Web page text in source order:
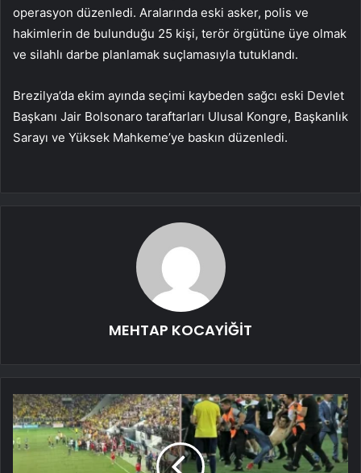
operasyon düzenledi. Aralarında eski asker, polis ve
hakimlerin de bulunduğu 25 kişi, terör örgütüne üye olmak
ve silahlı darbe planlamak suçlamasıyla tutuklandı.
Brezilya’da ekim ayında seçimi kaybeden sağcı eski Devlet
Başkanı Jair Bolsonaro taraftarları Ulusal Kongre, Başkanlık
Sarayı ve Yüksek Mahkeme’ye baskın düzenledi.
MEHTAP KOCAYİĞİT